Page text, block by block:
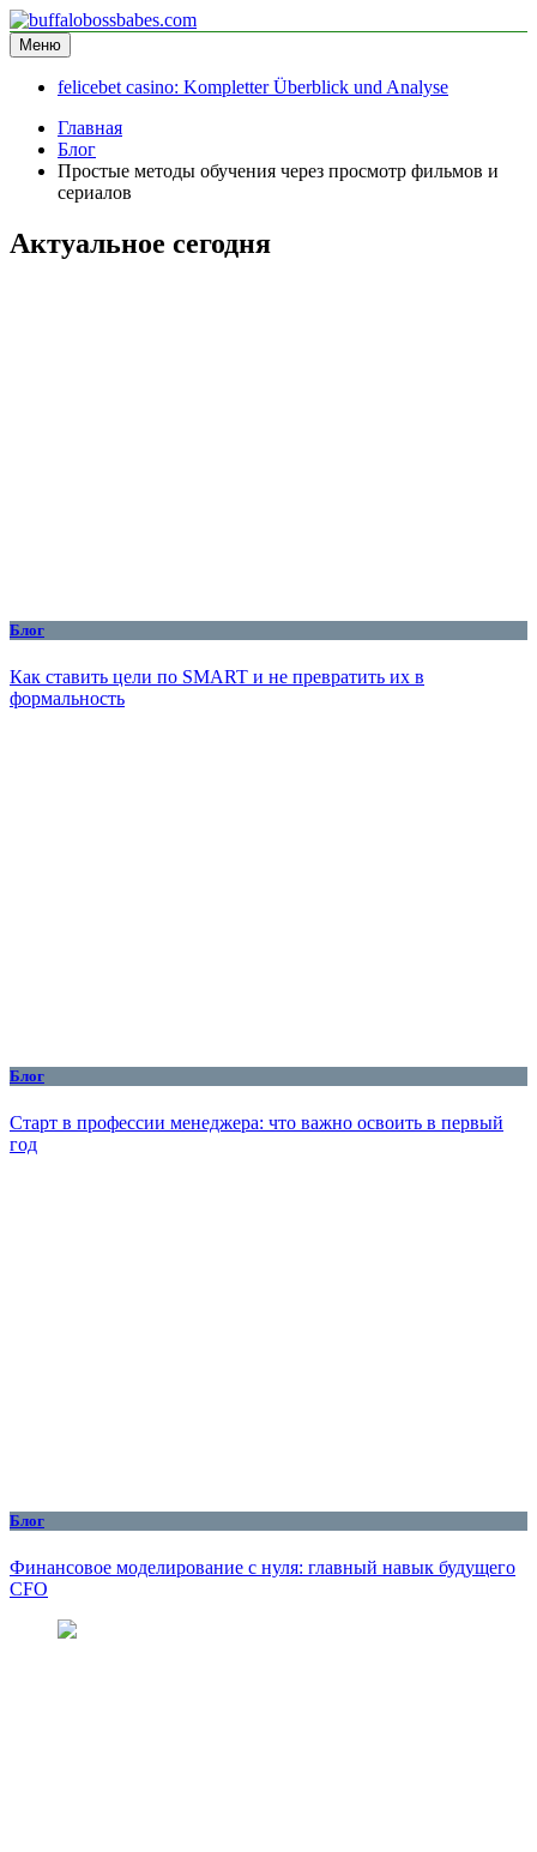
Перейти
к
содержимому
buffalobossbabes.com
информационный сайт
Меню
felicebet casino: Kompletter Überblick und Analyse
Главная
Блог
Простые методы обучения через просмотр фильмов и
сериалов
Актуальное сегодня
Блог
Как ставить цели по SMART и не превратить их в
формальность
Блог
Старт в профессии менеджера: что важно освоить в первый
год
Блог
Финансовое моделирование с нуля: главный навык будущего
CFO